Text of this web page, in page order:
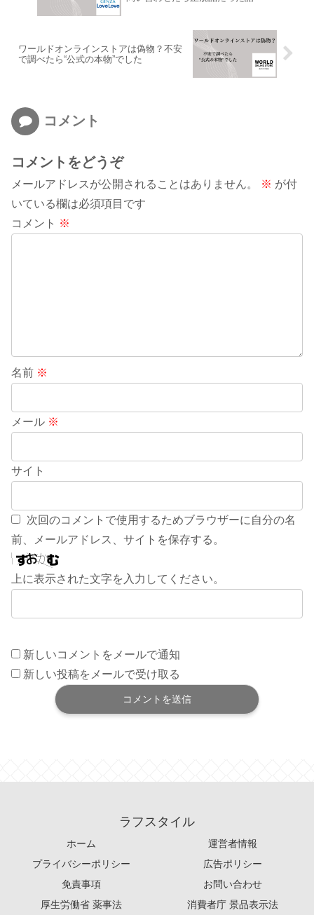
ワールドオンラインストアは偽物？不安
で調べたら“公式の本物”でした
コメント
コメントをどうぞ
メールアドレスが公開されることはありません。 ※ が付
いている欄は必須項目です
コメント ※
名前 ※
メール ※
サイト
次回のコメントで使用するためブラウザーに自分の名
前、メールアドレス、サイトを保存する。
上に表示された文字を入力してください。
新しいコメントをメールで通知
新しい投稿をメールで受け取る
ラフスタイル
ホーム
運営者情報
プライバシーポリシー
広告ポリシー
免責事項
お問い合わせ
厚生労働省 薬事法
消費者庁 景品表示法